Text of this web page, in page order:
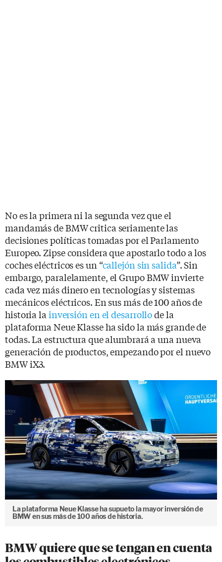
No es la primera ni la segunda vez que el
mandamás de BMW critica seriamente las
decisiones políticas tomadas por el Parlamento
Europeo. Zipse considera que apostarlo todo a los
coches eléctricos es un “callejón sin salida”. Sin
embargo, paralelamente, el Grupo BMW invierte
cada vez más dinero en tecnologías y sistemas
mecánicos eléctricos. En sus más de 100 años de
historia la inversión en el desarrollode la
plataforma Neue Klasse ha sido la más grande de
todas. La estructura que alumbrará a una nueva
generación de productos, empezando por el nuevo
BMW iX3.
La plataforma Neue Klasse ha supueto la mayor inversión de
BMW en sus más de 100 años de historia.
BMW quiere que se tengan en cuenta